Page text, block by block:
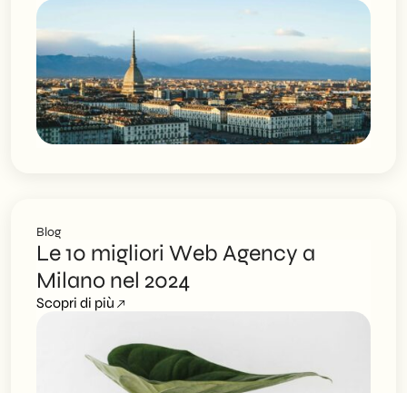
Blog
Le 10 migliori Web Agency a
Milano nel 2024
Scopri di più